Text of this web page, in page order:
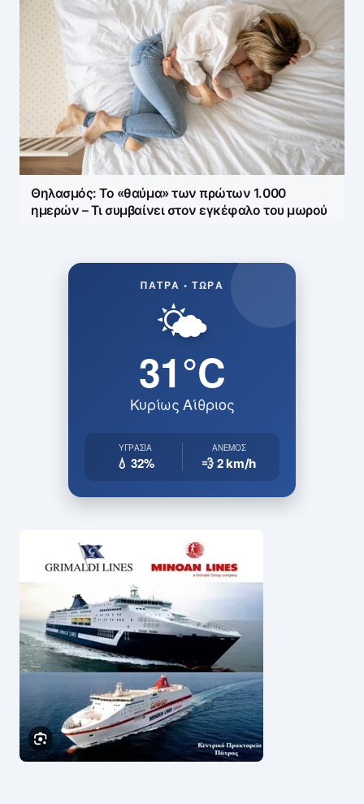
Θηλασμός: Το «θαύμα» των πρώτων 1.000
ημερών – Τι συμβαίνει στον εγκέφαλο του μωρού
ΠΆΤΡΑ • ΤΏΡΑ
🌤️
31°C
Κυρίως Αίθριος
ΥΓΡΑΣΊΑ
💧 32%
ΆΝΕΜΟΣ
💨 2km/h